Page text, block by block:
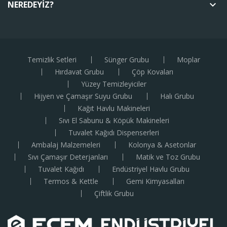
NEREDEYIZ? keyboard_arrow_down
Temizlik Setleri Sünger Grubu
Moplar
Hırdavat Grubu
Çöp Kovaları
Yüzey Temizleyiciler
Hijyen ve Çamaşır Suyu Grubu
Halı Grubu
Kağıt Havlu Makineleri
Sıvı El Sabunu & Köpük Makineleri
Tuvalet Kağıdı Dispenserleri
Ambalaj Malzemeleri
Kolonya & Asetonlar
Sıvı Çamaşır Deterjanları
Matik ve Toz Grubu
Tuvalet Kağıdı
Endüstriyel Havlu Grubu
Termos & Kettle
Gemi Kimyasalları
Çiftlik Grubu